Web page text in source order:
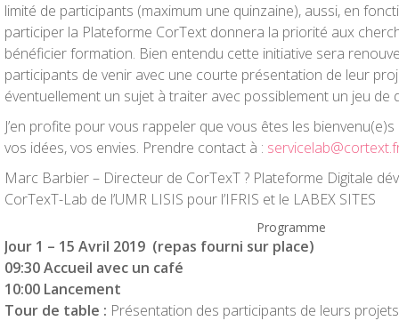
limité de participants (maximum une quinzaine), aussi, en
participer la Plateforme CorText donnera la priorité aux
bénéficier formation. Bien entendu cette initiative sera
participants de venir avec une courte présentation de leur
éventuellement un sujet à traiter avec possiblement un jeu de
J’en profite pour vous rappeler que vous êtes les
vos idées, vos envies. Prendre contact à :
Marc Barbier – Directeur de CorTexT ? Plateforme Digitale
CorTexT-Lab de l’UMR LISIS pour l’IFRIS et le LABEX SITES
Programme
Jour 1 – 15 Avril 2019 (repas fourni sur place)
09:30 Accueil avec un café
10:00 Lancement
Tour de table : Présentation des participants de leurs